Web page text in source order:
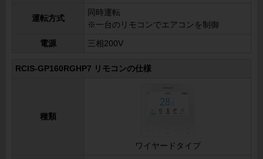
運転方式
同時運転
※一台のリモコンでエアコンを制御
電源 三相200V
RCIS-GP160RGHP7 リモコンの仕様
種類
ワイヤードタイプ